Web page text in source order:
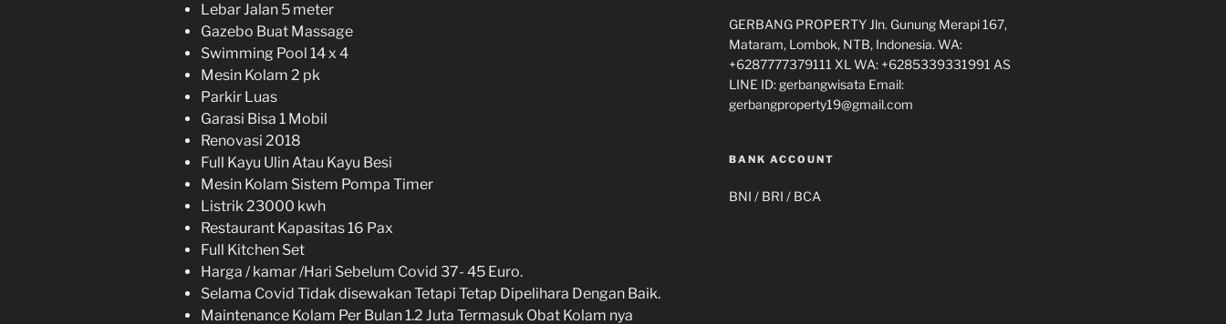
Lebar Jalan 5 meter
Gazebo Buat Massage
Swimming Pool 14 x 4
Mesin Kolam 2 pk
Parkir Luas
Garasi Bisa 1 Mobil
Renovasi 2018
Full Kayu Ulin Atau Kayu Besi
Mesin Kolam Sistem Pompa Timer
Listrik 23000 kwh
Restaurant Kapasitas 16 Pax
Full Kitchen Set
Harga / kamar /Hari Sebelum Covid 37- 45 Euro.
Selama Covid Tidak disewakan Tetapi Tetap Dipelihara Dengan Baik.
Maintenance Kolam Per Bulan 1.2 Juta Termasuk Obat Kolam nya
GERBANG PROPERTY Jln. Gunung Merapi 167,
Mataram, Lombok, NTB, Indonesia. WA:
+6287777379111 XL WA: +6285339331991 AS
LINE ID: gerbangwisata Email:
gerbangproperty19@gmail.com
BANK ACCOUNT
BNI / BRI / BCA